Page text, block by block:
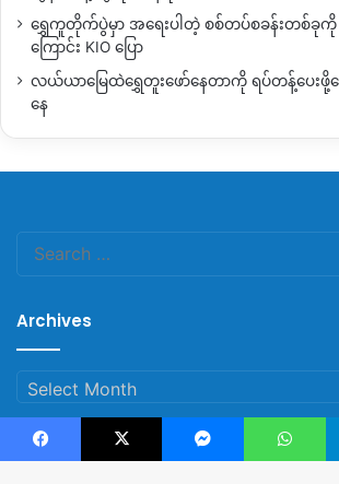
ယခု ၂၀၂၃ ခုနှစ်အတွင်း အမြင့်ပေ ၁၁၉၂၀ ရှိ
ရေခဲတောင်သို့ တောင်တက်သည့် ခရီးသွား ၄၀၀
ဖြစ်ကြောင်း သိရသည်။
ရေခဲတောင်တက်သည့်ခရီးစဉ်သည် တစ်ကြိမ်လျှ
ရွှေကူတိုက်ပွဲမှာ အရေးပါတဲ့ စစ်တပ်စခန်းတစ်ခု
ကြောင်း KIO ပြော
လယ်ယာမြေထဲရွှေတူးဖော်နေတာကို ရပ်တန့်ပေး
နေ
Archives
Archives
Facebook X Messenger WhatsApp